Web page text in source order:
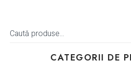
CATEGORII DE